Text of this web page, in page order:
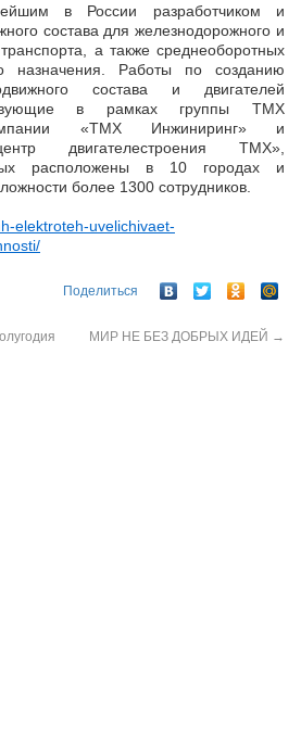
в России разработчиком и
состава для железнодорожного и
транспорта, а также среднеоборотных
назначения. Работы по созданию
состава и двигателей
в рамках группы ТМХ
«ТМХ Инжиниринг» и
двигателестроения ТМХ»,
расположены в 10 городах и
более 1300 сотрудников.
elektroteh-uvelichivaet-
Поделиться
МИР НЕ БЕЗ ДОБРЫХ ИДЕЙ →